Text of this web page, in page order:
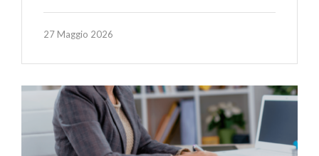
27 Maggio 2026